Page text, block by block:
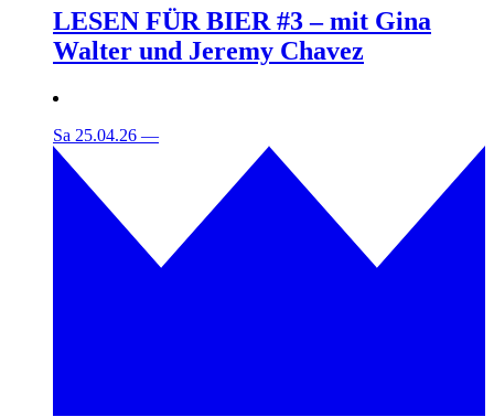
LESEN FÜR BIER #3 – mit Gina
Walter und Jeremy Chavez
Sa 25.04.26 —